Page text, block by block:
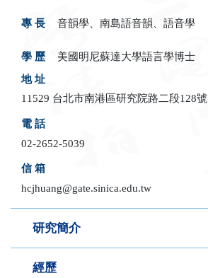
專 長 音韻學、南島語音韻、語音學
學 歷
美國明尼蘇達大學語言學博士
地 址
11529 台北市南港區研究院路二段128號
電 話
02-2652-5039
信 箱
hcjhuang@gate.sinica.edu.tw
研究簡介
經歷